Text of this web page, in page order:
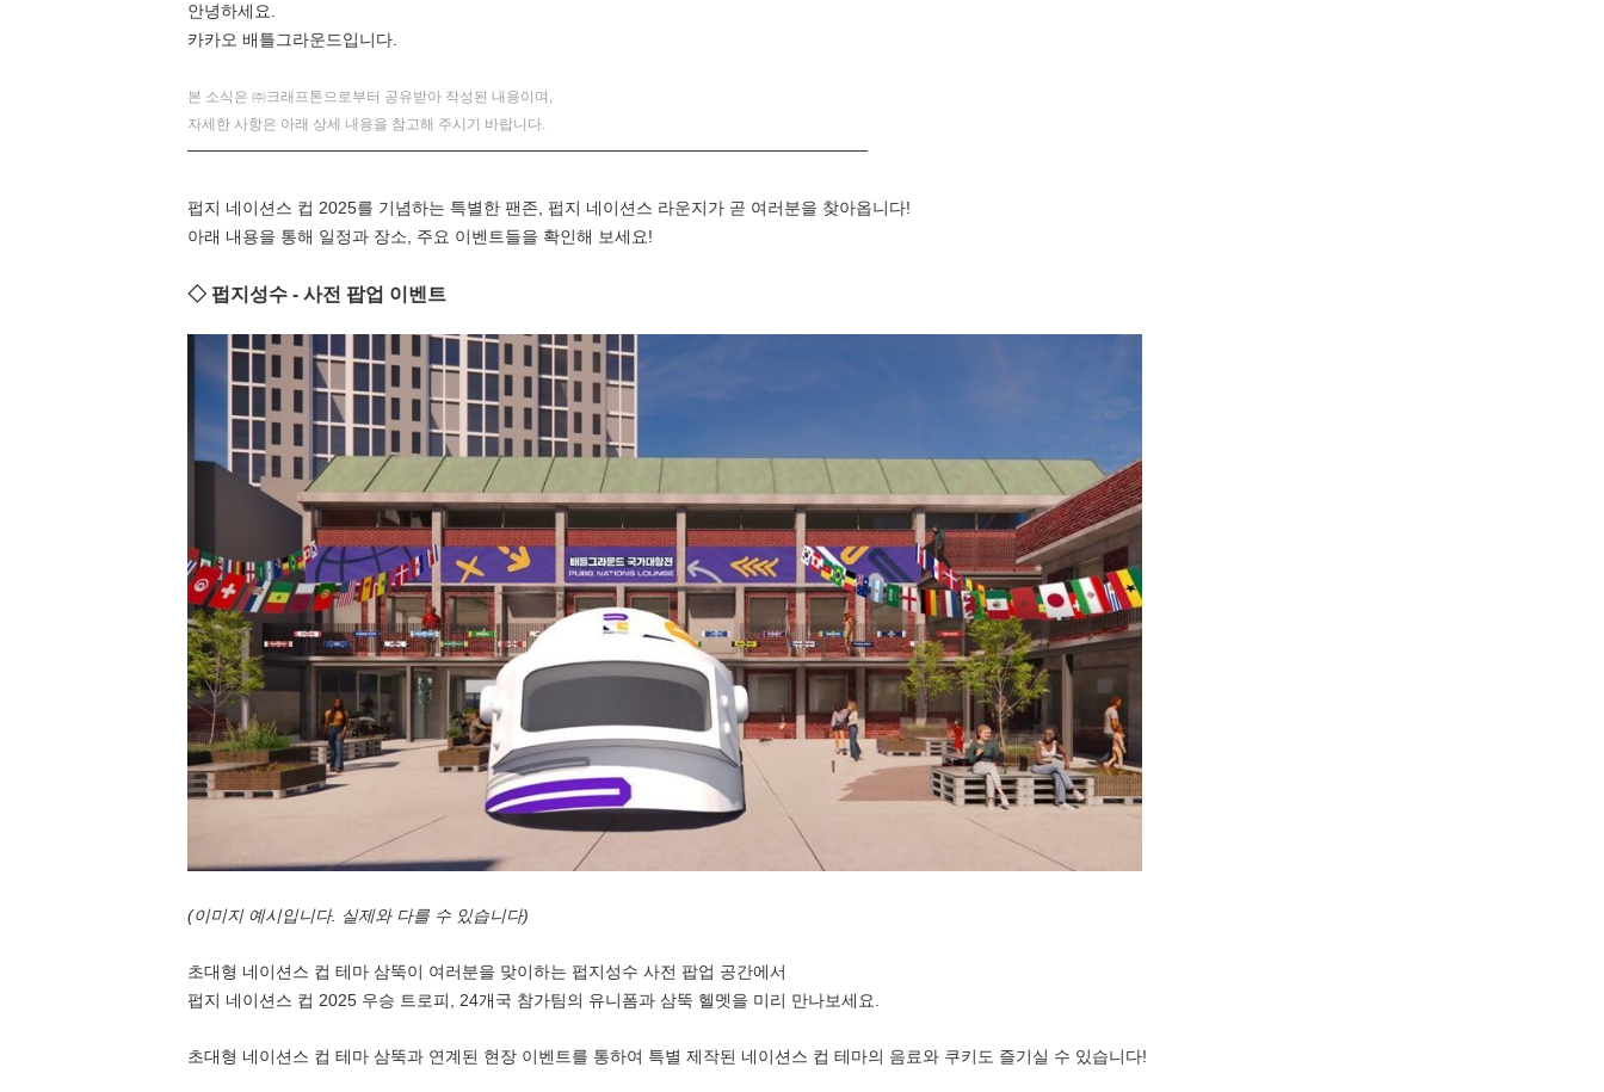
안녕하세요.
카카오 배틀그라운드입니다.
본 소식은 ㈜크래프톤으로부터 공유받아 작성된 내용이며,
자세한 사항은 아래 상세 내용을 참고해 주시기 바랍니다.
─────────────────────────────────────────────────────────
펍지 네이션스 컵 2025를 기념하는 특별한 팬존, 펍지 네이션스 라운지가 곧 여러분을 찾아옵니다!
아래 내용을 통해 일정과 장소, 주요 이벤트들을 확인해 보세요!
◇ 펍지성수 - 사전 팝업 이벤트
(이미지 예시입니다. 실제와 다를 수 있습니다)
초대형 네이션스 컵 테마 삼뚝이 여러분을 맞이하는 펍지성수 사전 팝업 공간에서
펍지 네이션스 컵 2025 우승 트로피, 24개국 참가팀의 유니폼과 삼뚝 헬멧을 미리 만나보세요.
초대형 네이션스 컵 테마 삼뚝과 연계된 현장 이벤트를 통하여 특별 제작된 네이션스 컵 테마의 음료와 쿠키도 즐기실 수 있습니다!